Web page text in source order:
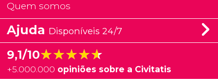
Quem somos
Ajuda Disponíveis 24/7
9,1/10★★★★★
★★★★★
+5.000.000 opiniões sobre a Civitatis